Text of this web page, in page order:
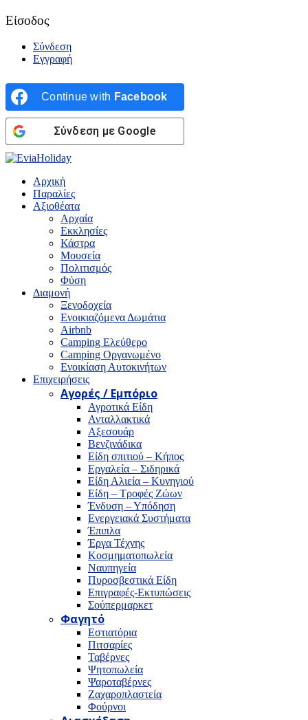
Είσοδος
Σύνδεση
Εγγραφή
Continue with Facebook
Σύνδεση με Google
Αρχική
Παραλίες
Αξιοθέατα
Αρχαία
Εκκλησίες
Κάστρα
Μουσεία
Πολιτισμός
Φύση
Διαμονή
Ξενοδοχεία
Ενοικιαζόμενα Δωμάτια
Airbnb
Camping Ελεύθερο
Camping Οργανωμένο
Ενοικίαση Αυτοκινήτων
Επιχειρήσεις
Αγορές / Εμπόριο
Αγροτικά Είδη
Ανταλλακτικά
Αξεσουάρ
Βενζινάδικα
Είδη σπιτιού – Κήπος
Εργαλεία – Σιδηρικά
Είδη Αλιεία – Κυνηγιού
Είδη – Τροφές Ζώων
Ένδυση – Υπόδηση
Ενεργειακά Συστήματα
Έπιπλα
Έργα Τέχνης
Κοσμηματοπωλεία
Ναυπηγεία
Πυροσβεστικά Είδη
Επιγραφές-Εκτυπώσεις
Σούπερμαρκετ
Φαγητό
Εστιατόρια
Πιτσαρίες
Ταβέρνες
Ψητοπωλεία
Ψαροταβέρνες
Ζαχαροπλαστεία
Φούρνοι